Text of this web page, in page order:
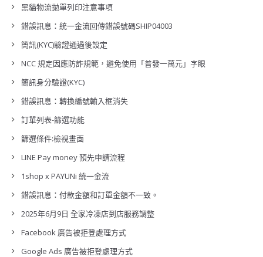
黑貓物流拋單列印注意事項
錯誤訊息：統一金流回傳錯誤號碼SHIP04003
簡訊(KYC)驗證通過後設定
NCC 規定因應防詐規範，避免使用「普發一萬元」字眼
簡訊身分驗證(KYC)
錯誤訊息：轉換編號輸入框消失
訂單列表-篩選功能
篩選條件:檢視畫面
LINE Pay money 預先申請流程
1shop x PAYUNi 統一金流
錯誤訊息：付款金額和訂單金額不一致。
2025年6月9日 全家冷凍店到店服務調整
Facebook 廣告被拒登處理方式
Google Ads 廣告被拒登處理方式